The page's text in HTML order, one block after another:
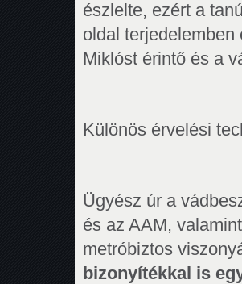
észlelte, ezért a
oldal
Miklóst érintő és a
Különös érvelési
Ügyész úr a
és az AAM,
metróbiztos
bizonyítékkal is